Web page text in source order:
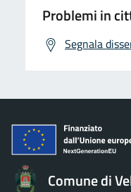
Problemi in
Segnala
Comune di